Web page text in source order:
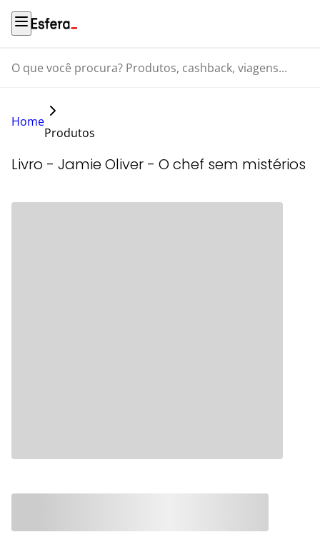
O que você procura? Produtos, cashback, viagens...
Home
Produtos
Livro - Jamie Oliver - O chef sem mistérios